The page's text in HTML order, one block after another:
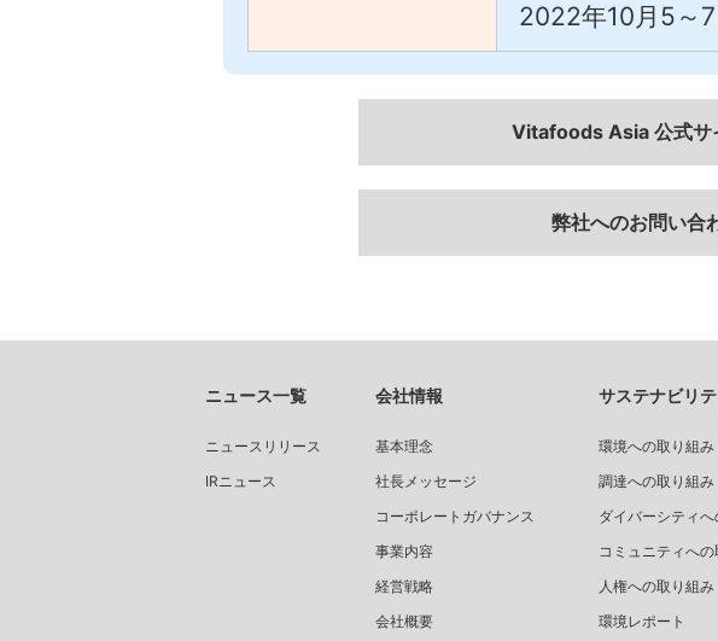
2022年10月5～7
Vitafoods Asia 公式サ
弊社へのお問い合
ニュース一覧
ニュースリリース
IRニュース
会社情報
基本理念
社長メッセージ
コーポレートガバナンス
事業内容
経営戦略
会社概要
サステナビリテ
環境への取り組み
調達への取り組み
ダイバーシティ
コミュニティへ
人権への取り組み
環境レポート